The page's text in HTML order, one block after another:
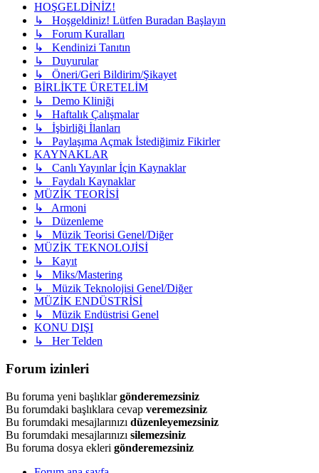
HOŞGELDİNİZ!
↳ Hoşgeldiniz! Lütfen Buradan Başlayın
↳ Forum Kuralları
↳ Kendinizi Tanıtın
↳ Duyurular
↳ Öneri/Geri Bildirim/Şikayet
BİRLİKTE ÜRETELİM
↳ Demo Kliniği
↳ Haftalık Çalışmalar
↳ İşbirliği İlanları
↳ Paylaşıma Açmak İstediğimiz Fikirler
KAYNAKLAR
↳ Canlı Yayınlar İçin Kaynaklar
↳ Faydalı Kaynaklar
MÜZİK TEORİSİ
↳ Armoni
↳ Düzenleme
↳ Müzik Teorisi Genel/Diğer
MÜZİK TEKNOLOJİSİ
↳ Kayıt
↳ Miks/Mastering
↳ Müzik Teknolojisi Genel/Diğer
MÜZİK ENDÜSTRİSİ
↳ Müzik Endüstrisi Genel
KONU DIŞI
↳ Her Telden
Forum izinleri
Bu foruma yeni başlıklargönderemezsiniz
Bu forumdaki başlıklara cevap veremezsiniz
Bu forumdaki mesajlarınızı düzenleyemezsiniz
Bu forumdaki mesajlarınızı silemezsiniz
Bu foruma dosya ekleri gönderemezsiniz